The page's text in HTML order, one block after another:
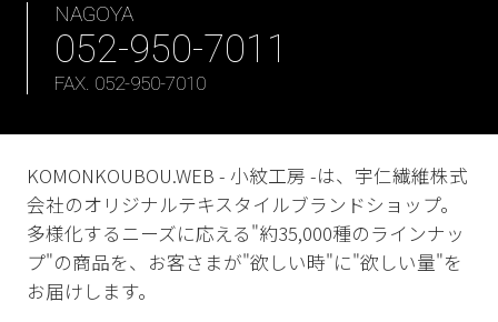
NAGOYA
052-950-7011
FAX. 052-950-7010
KOMONKOUBOU.WEB - 小紋工房 -は、宇仁繊維株式
会社のオリジナルテキスタイルブランドショップ。
多様化するニーズに応える"約35,000種のラインナッ
プ"の商品を、お客さまが"欲しい時"に"欲しい量"を
お届けします。